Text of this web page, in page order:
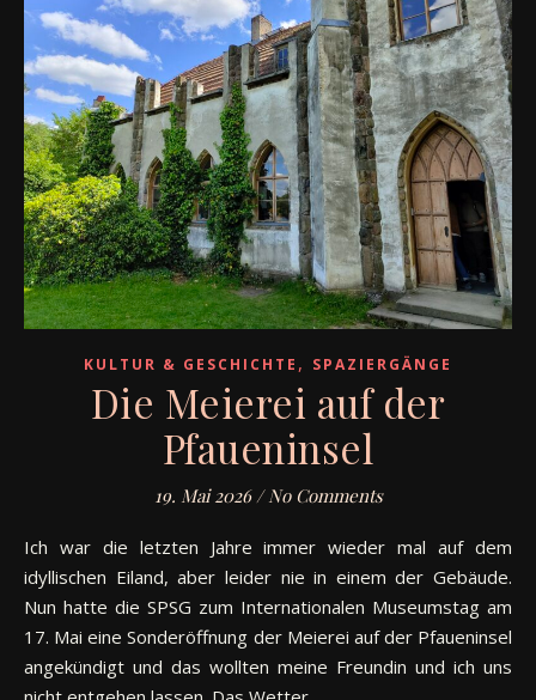
KULTUR & GESCHICHTE , SPAZIERGÄNGE
Die Meierei auf der
Pfaueninsel
19. Mai 2026 / No Comments
Ich war die letzten Jahre immer wieder mal auf dem
idyllischen Eiland, aber leider nie in einem der Gebäude.
Nun hatte die SPSG zum Internationalen Museumstag am
17. Mai eine Sonderöffnung der Meierei auf der Pfaueninsel
angekündigt und das wollten meine Freundin und ich uns